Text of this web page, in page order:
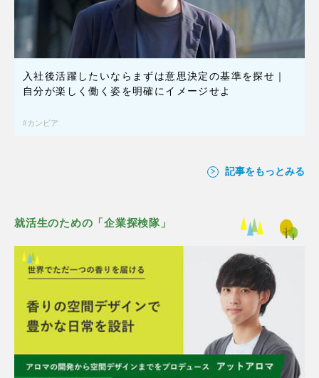
入社後活躍したいならまずは意思決定の基準を探せ｜
自分が楽しく働く姿を明確にイメージせよ
カンビア
記事をもっとみる
就活生のための「企業探検隊」